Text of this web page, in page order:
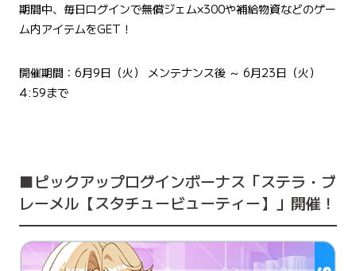
期間中、毎日ログインで無償ジェム×300や補給物資などのゲー
ム内アイテムをGET！
開催期間：6月9日（火） メンテナンス後 ～ 6月23日（火）
4:59まで
■ピックアップログインボーナス「​​ステラ・ブ
レーメル【スタチュービューティー】」開催！